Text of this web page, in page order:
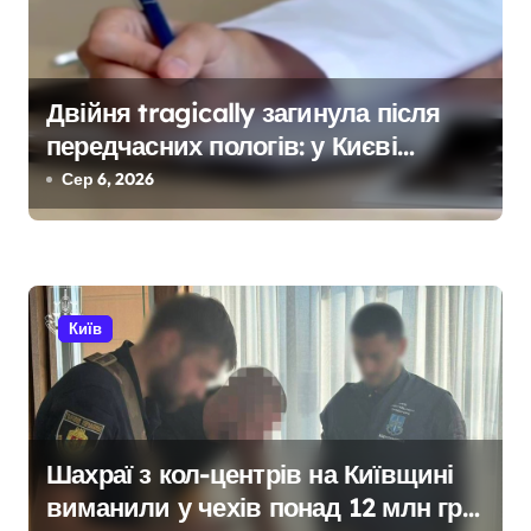
Двійня tragically загинула після
передчасних пологів: у Києві
розкрили незаконну схему
сурогатного материнства для
Сер 6, 2026
Київ
Шахраї з кол-центрів на Київщині
виманили у чехів понад 12 млн грн: